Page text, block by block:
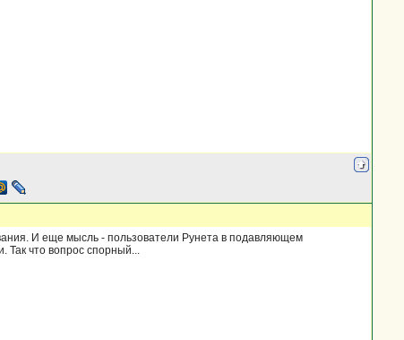
И еще мысль - пользователи Рунета в подавляющем
Так что вопрос спорный...